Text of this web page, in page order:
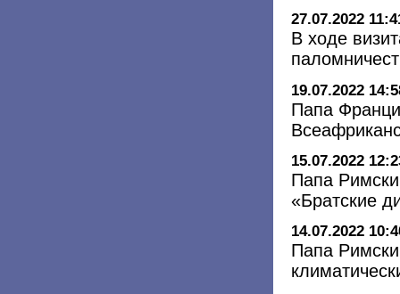
27.07.2022
В ходе
19.07.2022
Папа
15.07.2022
Папа
«Братские
14.07.2022
Папа